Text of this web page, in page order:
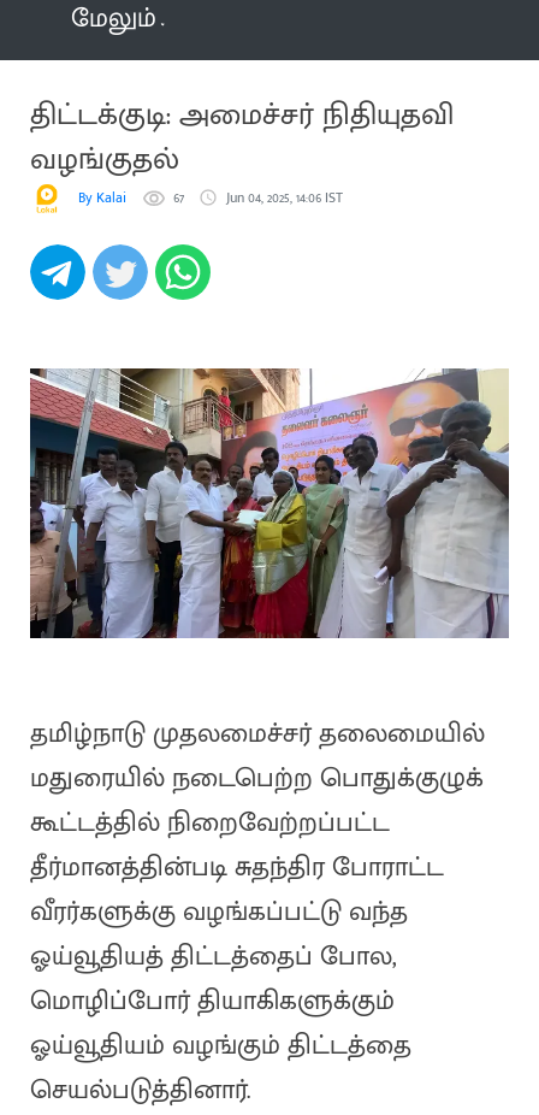
மேலும்
திட்டக்குடி: அமைச்சர் நிதியுதவி
வழங்குதல்
By Kalai 67 Jun 04, 2025, 14:06 IST
தமிழ்நாடு முதலமைச்சர் தலைமையில்
மதுரையில் நடைபெற்ற பொதுக்குழுக்
கூட்டத்தில் நிறைவேற்றப்பட்ட
தீர்மானத்தின்படி சுதந்திர போராட்ட
வீரர்களுக்கு வழங்கப்பட்டு வந்த
ஓய்வூதியத் திட்டத்தைப் போல,
மொழிப்போர் தியாகிகளுக்கும்
ஓய்வூதியம் வழங்கும் திட்டத்தை
செயல்படுத்தினார்.